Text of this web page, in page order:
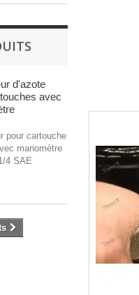
d'azote
avec
pour cartouche
manomètre
4 SAE